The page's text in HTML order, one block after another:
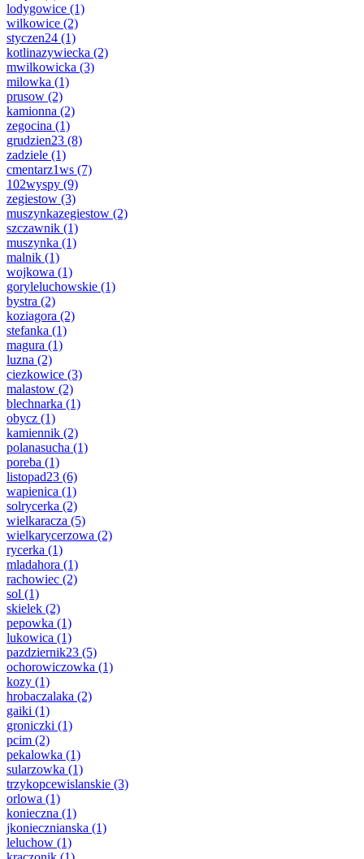
lodygowice (1)
wilkowice (2)
styczen24 (1)
kotlinazywiecka (2)
mwilkowicka (3)
milowka (1)
prusow (2)
kamionna (2)
zegocina (1)
grudzien23 (8)
zadziele (1)
cmentarz1ws (7)
102wyspy (9)
zegiestow (3)
muszynkazegiestow (2)
szczawnik (1)
muszynka (1)
malnik (1)
wojkowa (1)
goryleluchowskie (1)
bystra (2)
koziagora (2)
stefanka (1)
magura (1)
luzna (2)
ciezkowice (3)
malastow (2)
blechnarka (1)
obycz (1)
kamiennik (2)
polanasucha (1)
poreba (1)
listopad23 (6)
wapienica (1)
solrycerka (2)
wielkaracza (5)
wielkarycerzowa (2)
rycerka (1)
mladahora (1)
rachowiec (2)
sol (1)
skielek (2)
pepowka (1)
lukowica (1)
pazdziernik23 (5)
ochorowiczowka (1)
kozy (1)
hrobaczalaka (2)
gaiki (1)
groniczki (1)
pcim (2)
pekalowka (1)
sularzowka (1)
trzykopcewislanskie (3)
orlowa (1)
konieczna (1)
jkoniecznianska (1)
leluchow (1)